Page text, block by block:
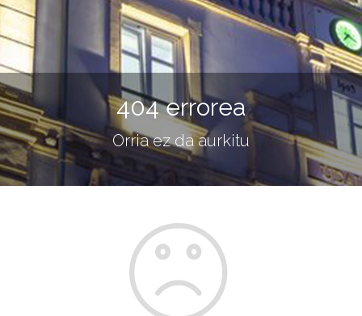
404 errorea
Orria ez da aurkitu